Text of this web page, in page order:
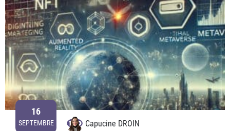
16
SEPTEMBRE Capucine DROIN